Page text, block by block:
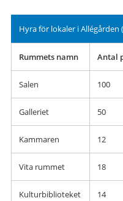
Hyra för lokaler i
Rummets namn Antal
Salen 100
Galleriet 50
Kammaren 12
Vita rummet 18
Kulturbiblioteket 14